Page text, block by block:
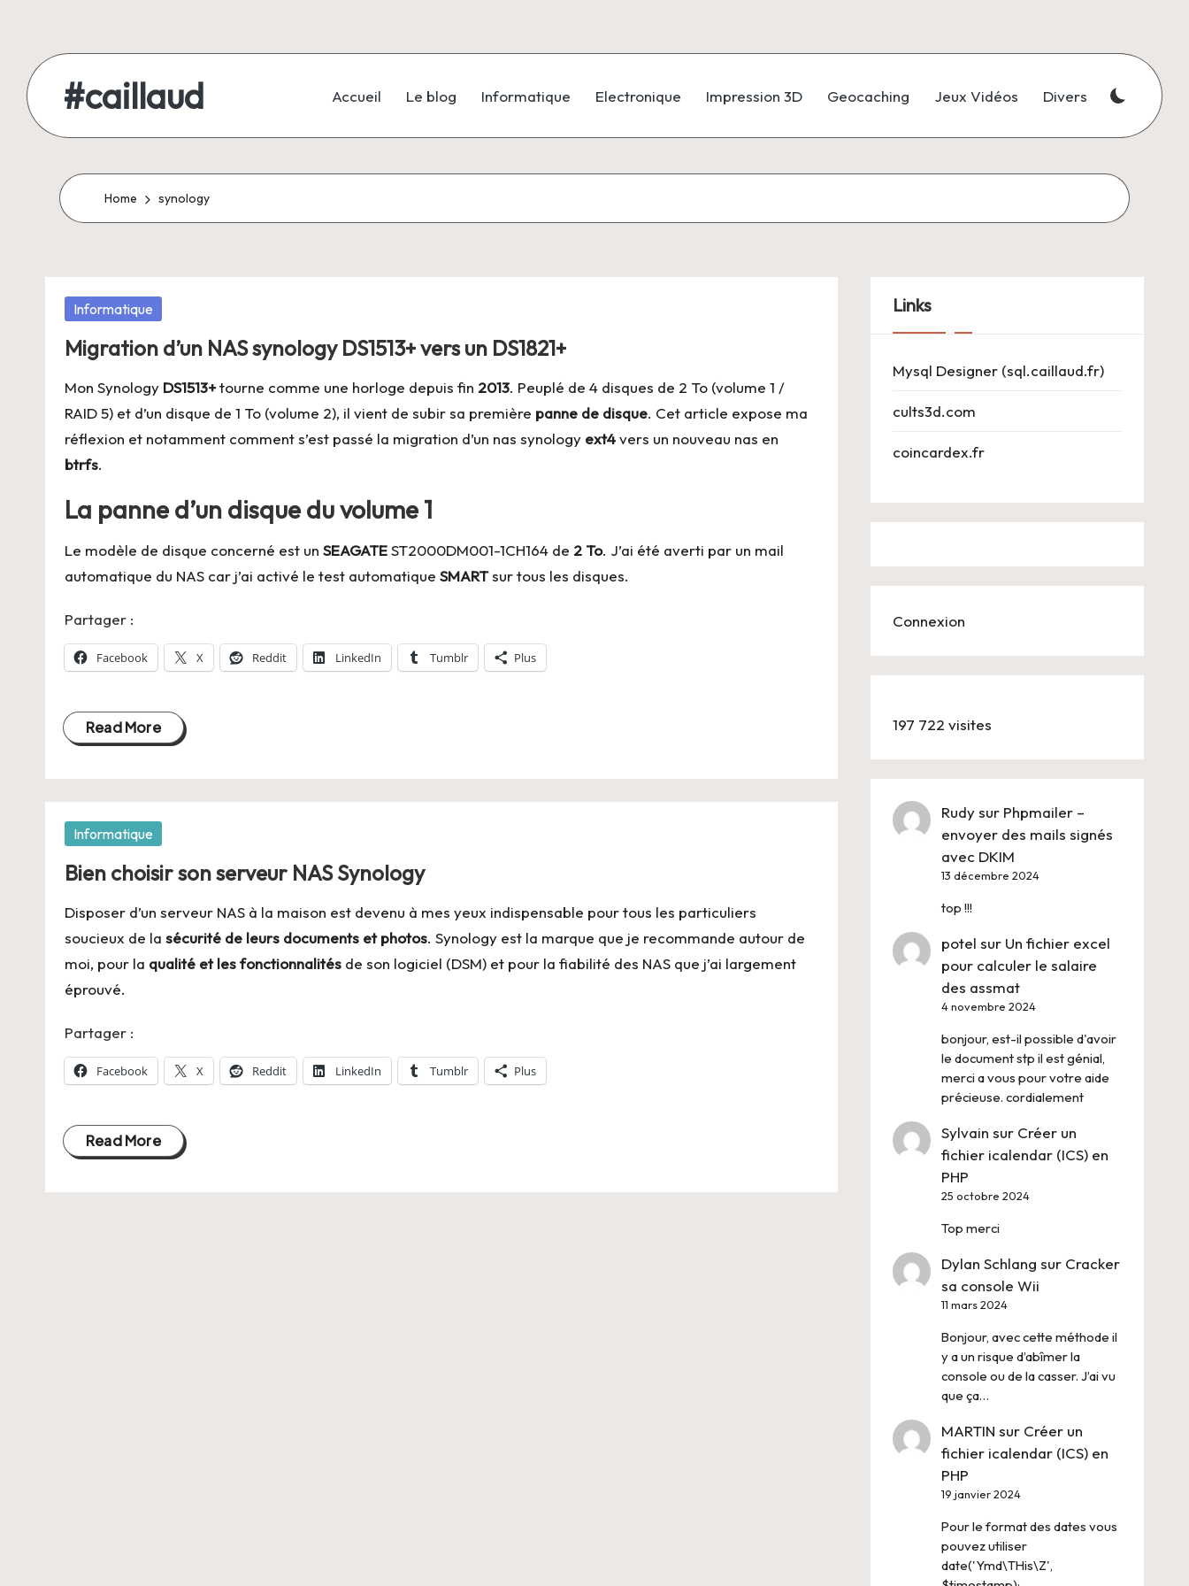
content
#caillaud
geek
/
père
famille
Accueil Le blog Informatique Electronique Impression 3D Geocaching Jeux Vidéos Divers
Home synology
Posted
Informatique
Migration d’un NAS synology DS1513+ vers un DS1821+
Mon Synology DS1513+tourne comme une horloge depuis fin 2013. Peuplé de 4 disques de 2 To (volume 1 /
RAID 5) et d’un disque de 1 To (volume 2), il vient de subir sa première panne de disque. Cet article expose ma
réflexion et notamment comment s’est passé la migration d’un nas synology ext4vers un nouveau nas en
btrfs.
La panne d’un disque du volume 1
Le modèle de disque concerné est un SEAGATEST2000DM001-1CH164 de 2 To. J’ai été averti par un mail
automatique du NAS car j’ai activé le test automatique SMARTsur tous les disques.
Partager :
Facebook X Reddit LinkedIn Tumblr Plus
Read More
Posted
Informatique
Bien choisir son serveur NAS Synology
Disposer d’un serveur NAS à la maison est devenu à mes yeux indispensable pour tous les particuliers
soucieux de la sécurité de leurs documents et photos. Synology est la marque que je recommande autour de
moi, pour la qualité et les fonctionnalités de son logiciel (DSM) et pour la fiabilité des NAS que j’ai largement
éprouvé.
Partager :
Facebook X Reddit LinkedIn Tumblr Plus
Read More
Links
Mysql Designer (sql.caillaud.fr)
cults3d.com
coincardex.fr
Connexion
197 722 visites
Rudysur Phpmailer –
envoyer des mails signés
avec DKIM
13 décembre 2024
top !!!
potel sur Un fichier excel
pour calculer le salaire
des assmat
4 novembre 2024
bonjour, est-il possible d'avoir
le document stp il est génial,
merci a vous pour votre aide
précieuse. cordialement
Sylvain sur Créer un
fichier icalendar (ICS) en
PHP
25 octobre 2024
Top merci
Dylan Schlang sur Cracker
sa console Wii
11 mars 2024
Bonjour, avec cette méthode il
y a un risque d’abîmer la
console ou de la casser. J’ai vu
que ça…
MARTIN sur Créer un
fichier icalendar (ICS) en
PHP
19 janvier 2024
Pour le format des dates vous
pouvez utiliser
date('Ymd\THis\Z',